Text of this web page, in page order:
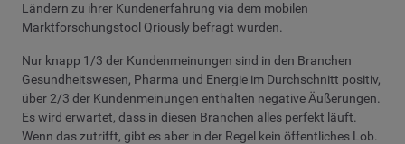
Ländern zu ihrer Kundenerfahrung via dem mobilen
Marktforschungstool Qriously befragt wurden.
Nur knapp 1/3 der Kundenmeinungen sind in den Branchen
Gesundheitswesen, Pharma und Energie im Durchschnitt positiv,
über 2/3 der Kundenmeinungen enthalten negative Äußerungen.
Es wird erwartet, dass in diesen Branchen alles perfekt läuft.
Wenn das zutrifft, gibt es aber in der Regel kein öffentliches Lob.